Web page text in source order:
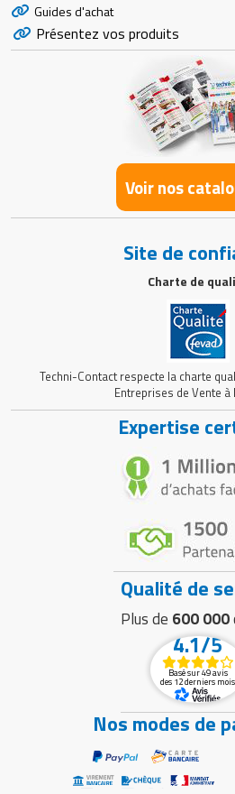
Guides d'achat
Présentez vos produits
Voir nos
Site de
Charte de
Techni-Contact respecte la charte
Entreprises de Vente à
Expertise
Qualité de
Plus de 600 000
4.1/5
Basé sur 49 avis
des 12 derniers mois
Nos modes de